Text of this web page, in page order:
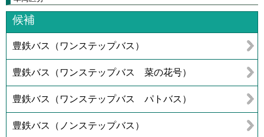
候補
豊鉄バス（ワンステップバス）
豊鉄バス（ワンステップバス 菜の花号）
豊鉄バス（ワンステップバス パトバス）
豊鉄バス（ノンステップバス）